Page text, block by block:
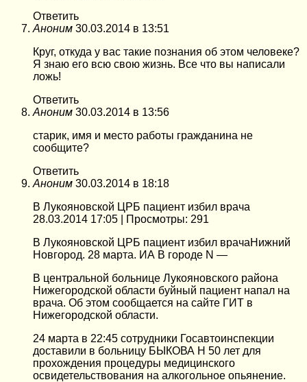
Ответить
Аноним 30.03.2014 в 13:51
Круг, откуда у вас такие познания об этом человеке?
Я знаю его всю свою жизнь. Все что вы написали
ложь!
Ответить
Аноним 30.03.2014 в 13:56
старик, имя и место работы гражданина не
сообщите?
Ответить
Аноним 30.03.2014 в 18:18
В Лукояновской ЦРБ пациент избил врача
28.03.2014 17:05 | Просмотры: 291
В Лукояновской ЦРБ пациент избил врачаНижний
Новгород. 28 марта. ИА В городе N —
В центральной больнице Лукояновского района
Нижегородской области буйный пациент напал на
врача. Об этом сообщается на сайте ГИТ в
Нижегородской области.
24 марта в 22:45 сотрудники Госавтоинспекции
доставили в больницу БЫКОВА Н 50 лет для
прохождения процедуры медицинского
освидетельствования на алкогольное опьянение.